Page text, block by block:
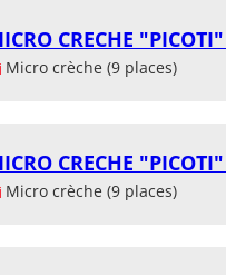
CRECHE
Micro crèche (9 places)
CRECHE
Micro crèche (9 places)